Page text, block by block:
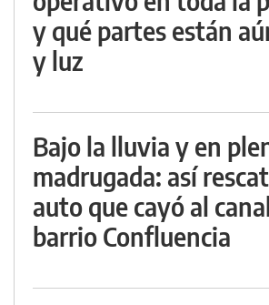
y qué partes están
y luz
Bajo la lluvia y en
madrugada: así
auto que cayó al
barrio Confluencia